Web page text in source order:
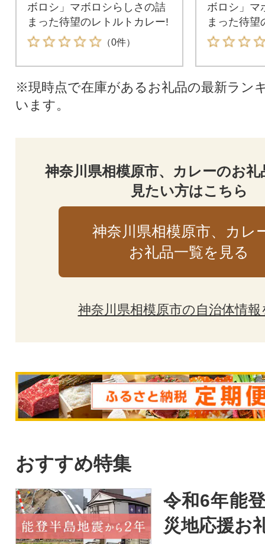
ボロシ」マボロシらしさの詰
まった待望のレトルトカレー!
（0件）
ボロシ」マ
まった待望
※現時点で在庫があるお礼品の最新ラン
います。
神奈川県相模原市、カレーのお
見たい方はこちら
神奈川県相模原市、カレ
お礼品一覧を見る
神奈川県相模原市の自治体情報
おすすめ特集
令和6年能
災地応援お